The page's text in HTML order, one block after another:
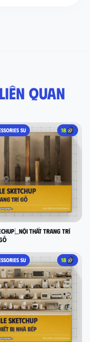
quan
SU 18
thất trang trí
SU 18